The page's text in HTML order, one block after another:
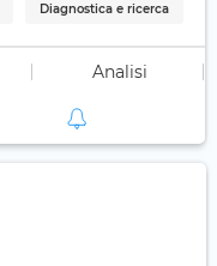
Diagnostica e ricerca
Analisi